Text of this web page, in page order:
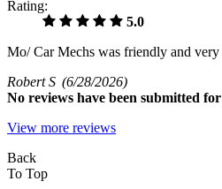
Rating:
5.0
Mo/ Car Mechs was friendly and
Robert S (6/28/2026)
No reviews have been submitted
View more reviews
Back
To Top